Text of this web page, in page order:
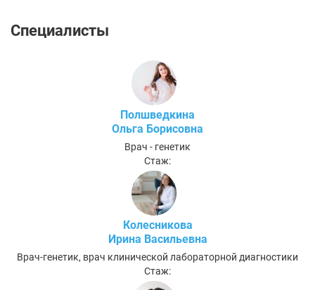
Специалисты
Полшведкина
Ольга Борисовна
Врач - генетик
Стаж:
Колесникова
Ирина Васильевна
Врач-генетик, врач клинической лабораторной диагностики
Стаж: